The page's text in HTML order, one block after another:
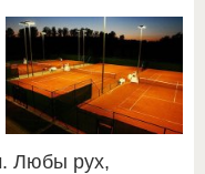
Любы рух,